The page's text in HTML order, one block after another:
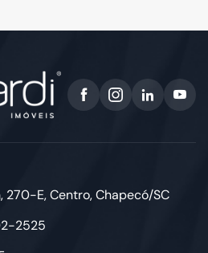
270-E, Centro, Chapecó/SC
2525